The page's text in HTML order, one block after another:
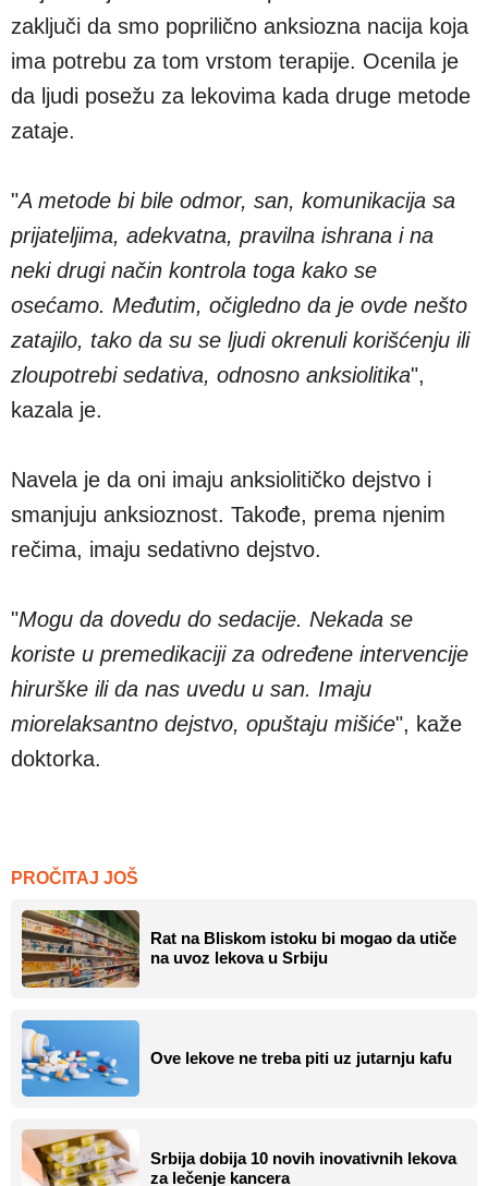
zaključi da smo poprilično anksiozna nacija koja
ima potrebu za tom vrstom terapije. Ocenila je
da ljudi posežu za lekovima kada druge metode
zataje.
"A metode bi bile odmor, san, komunikacija sa
prijateljima, adekvatna, pravilna ishrana i na
neki drugi način kontrola toga kako se
osećamo. Međutim, očigledno da je ovde nešto
zatajilo, tako da su se ljudi okrenuli korišćenju ili
zloupotrebi sedativa, odnosno anksiolitika",
kazala je.
Navela je da oni imaju anksiolitičko dejstvo i
smanjuju anksioznost. Takođe, prema njenim
rečima, imaju sedativno dejstvo.
"Mogu da dovedu do sedacije. Nekada se
koriste u premedikaciji za određene intervencije
hirurške ili da nas uvedu u san. Imaju
miorelaksantno dejstvo, opuštaju mišiće", kaže
doktorka.
PROČITAJ JOŠ
Rat na Bliskom istoku bi mogao da utiče
na uvoz lekova u Srbiju
Ove lekove ne treba piti uz jutarnju kafu
Srbija dobija 10 novih inovativnih lekova
za lečenje kancera